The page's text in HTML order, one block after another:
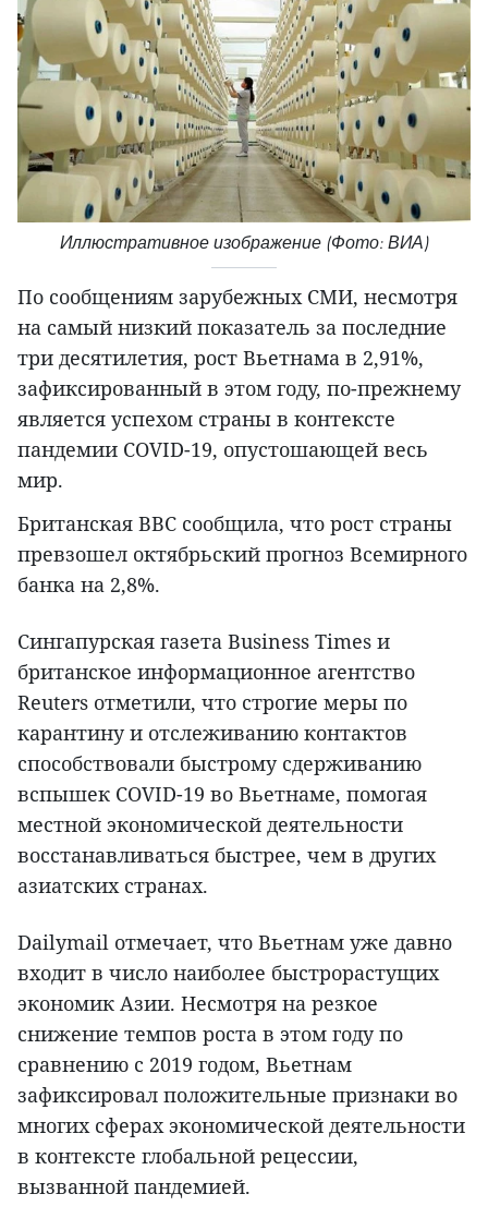
Иллюстративное изображение (Фото: ВИА)
По сообщениям зарубежных СМИ, несмотря
на самый низкий показатель за последние
три десятилетия, рост Вьетнама в 2,91%,
зафиксированный в этом году, по-прежнему
является успехом страны в контексте
пандемии COVID-19, опустошающей весь
мир.
Британская BBC сообщила, что рост страны
превзошел октябрьский прогноз Всемирного
банка на 2,8%.
Сингапурская газета Business Times и
британское информационное агентство
Reuters отметили, что строгие меры по
карантину и отслеживанию контактов
способствовали быстрому сдерживанию
вспышек COVID-19 во Вьетнаме, помогая
местной экономической деятельности
восстанавливаться быстрее, чем в других
азиатских странах.
Dailymail отмечает, что Вьетнам уже давно
входит в число наиболее быстрорастущих
экономик Азии. Несмотря на резкое
снижение темпов роста в этом году по
сравнению с 2019 годом, Вьетнам
зафиксировал положительные признаки во
многих сферах экономической деятельности
в контексте глобальной рецессии,
вызванной пандемией.